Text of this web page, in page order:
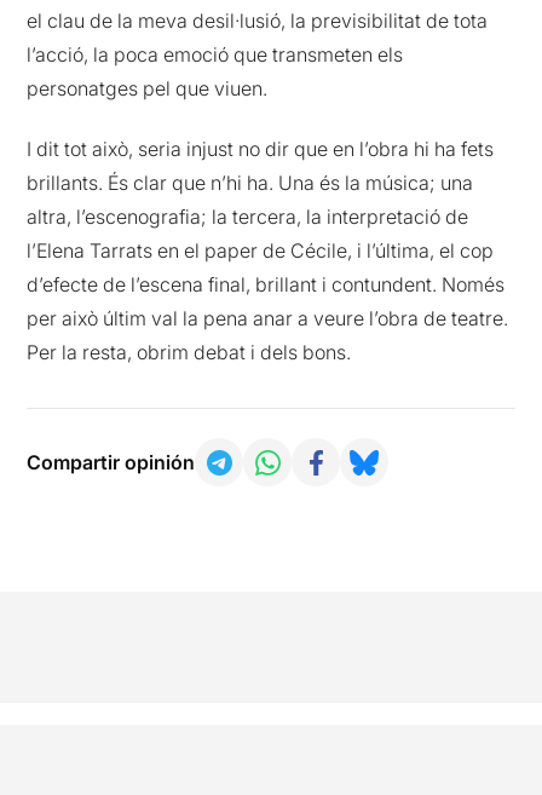
el clau de la meva desil·lusió, la previsibilitat de tota
l’acció, la poca emoció que transmeten els
personatges pel que viuen.
I dit tot això, seria injust no dir que en l’obra hi ha fets
brillants. És clar que n’hi ha. Una és la música; una
altra, l’escenografia; la tercera, la interpretació de
l’Elena Tarrats en el paper de Cécile, i l’última, el cop
d’efecte de l’escena final, brillant i contundent. Només
per això últim val la pena anar a veure l’obra de teatre.
Per la resta, obrim debat i dels bons.
Compartir opinión